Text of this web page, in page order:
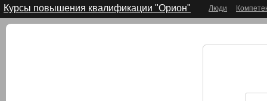
Курсы повышения квалификации "Орион" Люди